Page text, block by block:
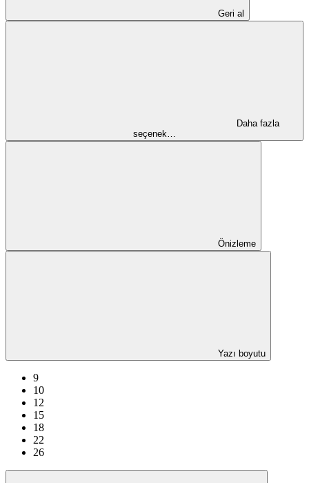
Geri al
Daha fazla
seçenek…
Önizleme
Yazı boyutu
9
10
12
15
18
22
26